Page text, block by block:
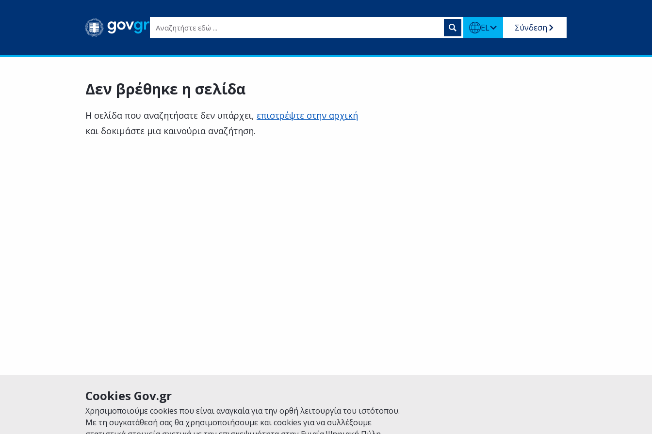
Cookies Gov.gr
Χρησιμοποιούμε cookies που είναι αναγκαία για την ορθή λειτουργία του ιστότοπου.
Με τη συγκατάθεσή σας θα χρησιμοποιήσουμε και cookies για να συλλέξουμε
Αναζητήστε εδώ ... EL Σύνδεση
Δεν βρέθηκε η σελίδα
Η σελίδα που αναζητήσατε δεν υπάρχει, επιστρέψτε στην αρχική
και δοκιμάστε μια καινούρια αναζήτηση.